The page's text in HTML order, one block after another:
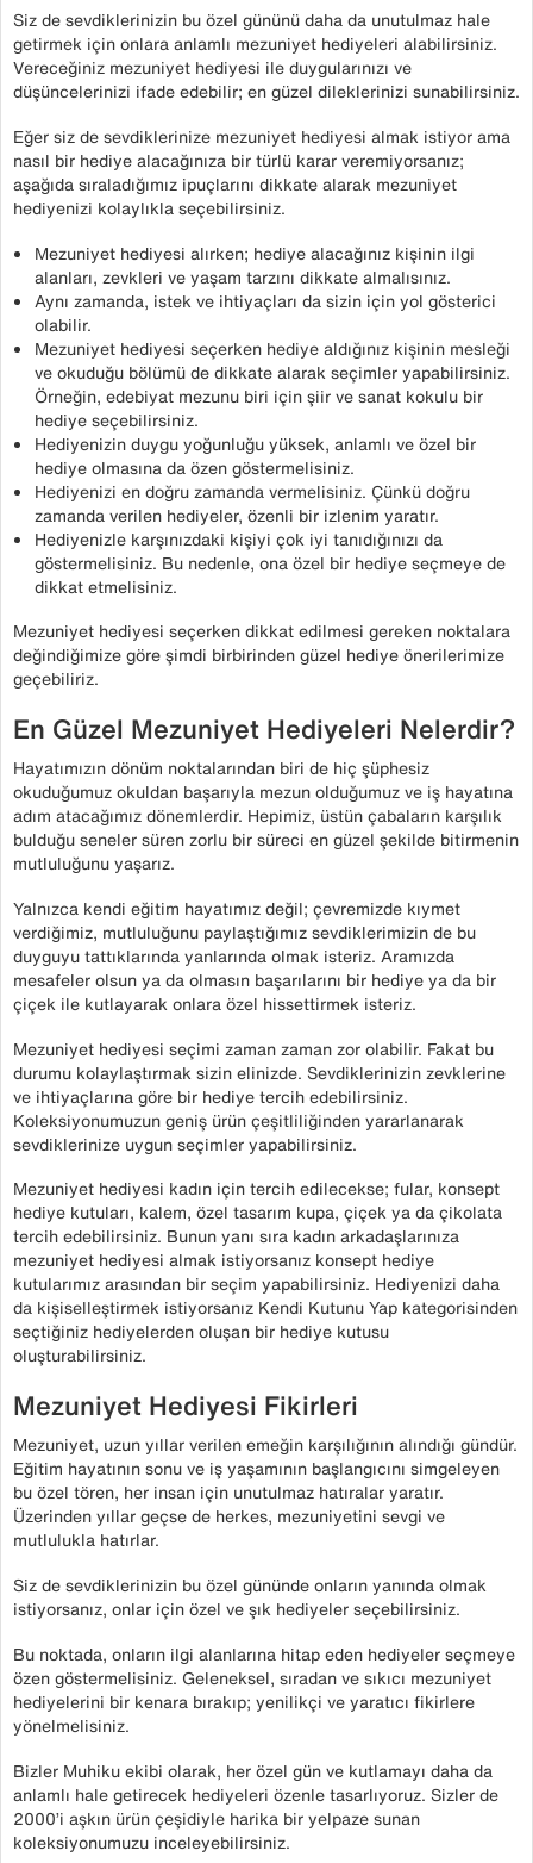
Siz de sevdiklerinizin bu özel gününü daha da unutulmaz hale
getirmek için onlara anlamlı mezuniyet hediyeleri alabilirsiniz.
Vereceğiniz mezuniyet hediyesi ile duygularınızı ve
düşüncelerinizi ifade edebilir; en güzel dileklerinizi sunabilirsiniz.
Eğer siz de sevdiklerinize mezuniyet hediyesi almak istiyor ama
nasıl bir hediye alacağınıza bir türlü karar veremiyorsanız;
aşağıda sıraladığımız ipuçlarını dikkate alarak mezuniyet
hediyenizi kolaylıkla seçebilirsiniz.
Mezuniyet hediyesi alırken; hediye alacağınız kişinin ilgi
alanları, zevkleri ve yaşam tarzını dikkate almalısınız.
Aynı zamanda, istek ve ihtiyaçları da sizin için yol gösterici
olabilir.
Mezuniyet hediyesi seçerken hediye aldığınız kişinin mesleği
ve okuduğu bölümü de dikkate alarak seçimler yapabilirsiniz.
Örneğin, edebiyat mezunu biri için şiir ve sanat kokulu bir
hediye seçebilirsiniz.
Hediyenizin duygu yoğunluğu yüksek, anlamlı ve özel bir
hediye olmasına da özen göstermelisiniz.
Hediyenizi en doğru zamanda vermelisiniz. Çünkü doğru
zamanda verilen hediyeler, özenli bir izlenim yaratır.
Hediyenizle karşınızdaki kişiyi çok iyi tanıdığınızı da
göstermelisiniz. Bu nedenle, ona özel bir hediye seçmeye de
dikkat etmelisiniz.
Mezuniyet hediyesi seçerken dikkat edilmesi gereken noktalara
değindiğimize göre şimdi birbirinden güzel hediye önerilerimize
geçebiliriz.
En Güzel Mezuniyet Hediyeleri Nelerdir?
Hayatımızın dönüm noktalarından biri de hiç şüphesiz
okuduğumuz okuldan başarıyla mezun olduğumuz ve iş hayatına
adım atacağımız dönemlerdir. Hepimiz, üstün çabaların karşılık
bulduğu seneler süren zorlu bir süreci en güzel şekilde bitirmenin
mutluluğunu yaşarız.
Yalnızca kendi eğitim hayatımız değil; çevremizde kıymet
verdiğimiz, mutluluğunu paylaştığımız sevdiklerimizin de bu
duyguyu tattıklarında yanlarında olmak isteriz. Aramızda
mesafeler olsun ya da olmasın başarılarını bir hediye ya da bir
çiçek ile kutlayarak onlara özel hissettirmek isteriz.
Mezuniyet hediyesi seçimi zaman zaman zor olabilir. Fakat bu
durumu kolaylaştırmak sizin elinizde. Sevdiklerinizin zevklerine
ve ihtiyaçlarına göre bir hediye tercih edebilirsiniz.
Koleksiyonumuzun geniş ürün çeşitliliğinden yararlanarak
sevdiklerinize uygun seçimler yapabilirsiniz.
Mezuniyet hediyesi kadın için tercih edilecekse; fular, konsept
hediye kutuları, kalem, özel tasarım kupa, çiçek ya da çikolata
tercih edebilirsiniz. Bunun yanı sıra kadın arkadaşlarınıza
mezuniyet hediyesi almak istiyorsanız konsept hediye
kutularımız arasından bir seçim yapabilirsiniz. Hediyenizi daha
da kişiselleştirmek istiyorsanız Kendi Kutunu Yap kategorisinden
seçtiğiniz hediyelerden oluşan bir hediye kutusu
oluşturabilirsiniz.
Mezuniyet Hediyesi Fikirleri
Mezuniyet, uzun yıllar verilen emeğin karşılığının alındığı gündür.
Eğitim hayatının sonu ve iş yaşamının başlangıcını simgeleyen
bu özel tören, her insan için unutulmaz hatıralar yaratır.
Üzerinden yıllar geçse de herkes, mezuniyetini sevgi ve
mutlulukla hatırlar.
Siz de sevdiklerinizin bu özel gününde onların yanında olmak
istiyorsanız, onlar için özel ve şık hediyeler seçebilirsiniz.
Bu noktada, onların ilgi alanlarına hitap eden hediyeler seçmeye
özen göstermelisiniz. Geleneksel, sıradan ve sıkıcı mezuniyet
hediyelerini bir kenara bırakıp; yenilikçi ve yaratıcı fikirlere
yönelmelisiniz.
Bizler Muhiku ekibi olarak, her özel gün ve kutlamayı daha da
anlamlı hale getirecek hediyeleri özenle tasarlıyoruz. Sizler de
2000’i aşkın ürün çeşidiyle harika bir yelpaze sunan
koleksiyonumuzu inceleyebilirsiniz.